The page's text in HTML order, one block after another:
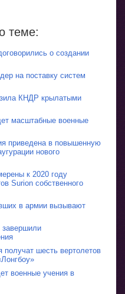
теме:
о создании
на поставку систем
КНДР крылатыми
масштабные военные
приведена в повышенную
нового
к 2020 году
Surion собственного
в армии вызывают
шесть вертолетов
военные учения в